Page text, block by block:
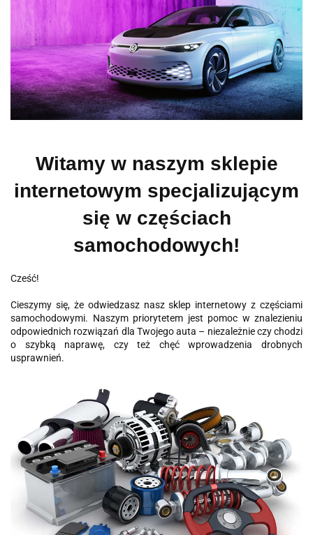
Witamy w naszym sklepie
internetowym specjalizującym
się w częściach
samochodowych!
Cześć!
Cieszymy się, że odwiedzasz nasz sklep internetowy z częściami
samochodowymi. Naszym priorytetem jest pomoc w znalezieniu
odpowiednich rozwiązań dla Twojego auta – niezależnie czy chodzi
o szybką naprawę, czy też chęć wprowadzenia drobnych
usprawnień.